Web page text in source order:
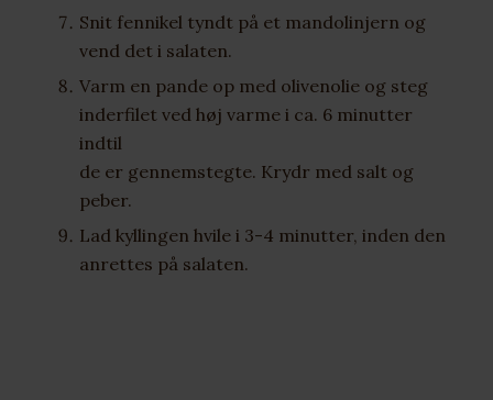
Snit fennikel tyndt på et mandolinjern og
vend det i salaten.
Varm en pande op med olivenolie og steg
inderfilet ved høj varme i ca. 6 minutter
indtil
de er gennemstegte. Krydr med salt og
peber.
Lad kyllingen hvile i 3-4 minutter, inden den
anrettes på salaten.